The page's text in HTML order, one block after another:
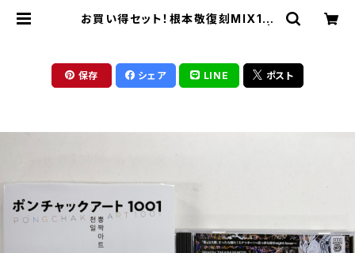
お買い得セット！根本敬復刻MIX1枚
保存 シェア LINE ポスト